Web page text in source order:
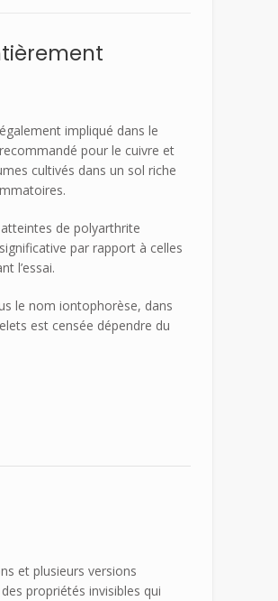
impliqué dans le
pour le cuivre et
cultivés dans un sol riche
de polyarthrite
par rapport à celles
l’essai.
le nom iontophorèse, dans
est censée dépendre du
et plusieurs versions
propriétés invisibles qui